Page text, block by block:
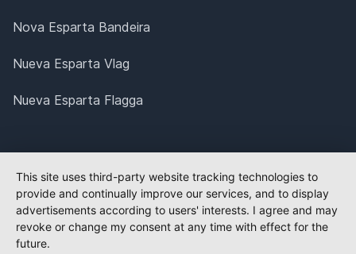
Nova Esparta Bandeira
Nueva Esparta Vlag
Nueva Esparta Flagga
This site uses third-party website tracking technologies to
provide and continually improve our services, and to display
advertisements according to users' interests. I agree and may
revoke or change my consent at any time with effect for the
future.